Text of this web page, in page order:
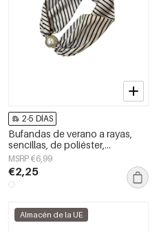
2-5 DÍAS
Bufandas de verano a rayas,
sencillas, de poliéster,
accesorios para el día a día.
MSRP €6,99
€2,25
Almacén de la UE